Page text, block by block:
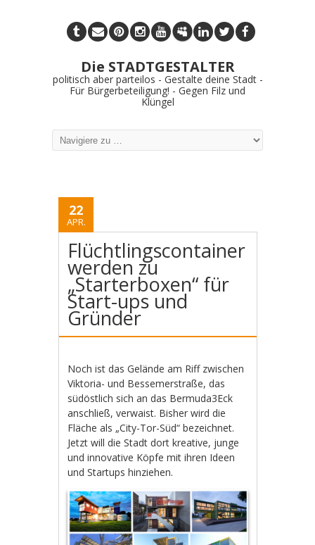
Die STADTGESTALTER
politisch aber parteilos - Gestalte deine Stadt -
Für Bürgerbeteiligung! - Gegen Filz und
Klüngel
22
APR.
Flüchtlingscontainer
werden zu
„Starterboxen“ für
Start-ups und
Gründer
Noch ist das Gelände am Riff zwischen
Viktoria- und Bessemerstraße, das
südöstlich sich an das Bermuda3Eck
anschließ, verwaist. Bisher wird die
Fläche als „City-Tor-Süd“ bezeichnet.
Jetzt will die Stadt dort kreative, junge
und innovative Köpfe mit ihren Ideen
und Startups hinziehen.